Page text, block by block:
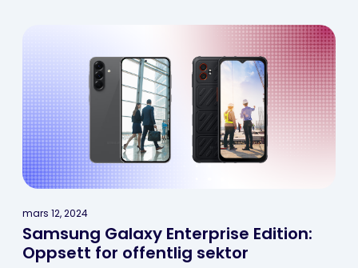
mars 12, 2024
Samsung Galaxy Enterprise Edition:
Oppsett for offentlig sektor